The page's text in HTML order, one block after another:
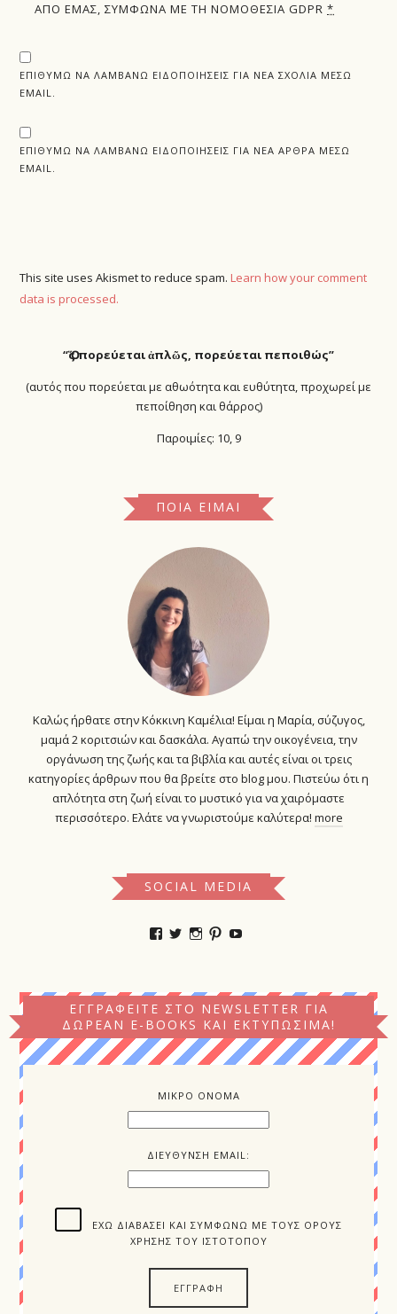
ΑΠΌ ΕΜΆΣ, ΣΎΜΦΩΝΑ ΜΕ ΤΗ ΝΟΜΟΘΕΣΊΑ GDPR*
ΕΠΙΘΥΜΏ ΝΑ ΛΑΜΒΆΝΩ ΕΙΔΟΠΟΙΉΣΕΙΣ ΓΙΑ ΝΈΑ ΣΧΌΛΙΑ ΜΈΣΩ
EMAIL.
ΕΠΙΘΥΜΏ ΝΑ ΛΑΜΒΆΝΩ ΕΙΔΟΠΟΙΉΣΕΙΣ ΓΙΑ ΝΈΑ ΆΡΘΡΑ ΜΈΣΩ
EMAIL.
This site uses Akismet to reduce spam. Learn how your comment
data is processed.
“Ὅς πορεύεται ἁπλῶς, πορεύεται πεποιθώς”
(αυτός που πορεύεται με αθωότητα και ευθύτητα, προχωρεί με
πεποίθηση και θάρρος)
Παροιμίες: 10, 9
ΠΟΙΑ ΕΊΜΑΙ
Καλώς ήρθατε στην Κόκκινη Καμέλια! Είμαι η Μαρία, σύζυγος,
μαμά 2 κοριτσιών και δασκάλα. Αγαπώ την οικογένεια, την
οργάνωση της ζωής και τα βιβλία και αυτές είναι οι τρεις
κατηγορίες άρθρων που θα βρείτε στο blog μου. Πιστεύω ότι η
απλότητα στη ζωή είναι το μυστικό για να χαιρόμαστε
περισσότερο. Ελάτε να γνωριστούμε καλύτερα! more
SOCIAL MEDIA
Προβολή
στο
Facebook
Προβολή
στο
Twitter
Προβολή
στο
Instagram
Προβολή
στο
Pinterest
YouTube
ΕΓΓΡΑΦΕΊΤΕ ΣΤΟ NEWSLETTER ΓΙΑ
ΔΩΡΕΆΝ E-BOOKS ΚΑΙ ΕΚΤΥΠΏΣΙΜΑ!
ΜΙΚΡΟ ΟΝΟΜΑ
ΔΙΕΥΘΥΝΣΗ EMAIL:
ΈΧΩ ΔΙΑΒΆΣΕΙ ΚΑΙ ΣΥΜΦΩΝΏ ΜΕ ΤΟΥΣ ΌΡΟΥΣ
ΧΡΉΣΗΣ ΤΟΥ ΙΣΤΌΤΟΠΟΥ